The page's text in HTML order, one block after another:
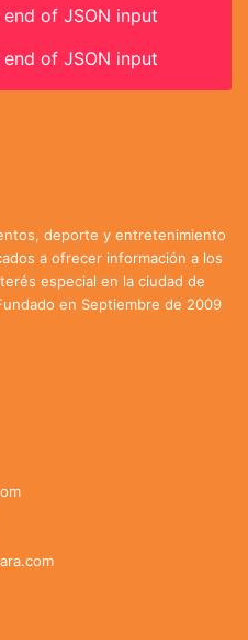
of JSON input
of JSON input
deporte y entretenimiento
a ofrecer información a los
especial en la ciudad de
en Septiembre de 2009